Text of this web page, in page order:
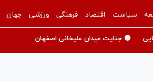
سیاست اقتصاد فرهنگی ورزشی جهان
🟡 جنایت میدان علیخانی اصفهان